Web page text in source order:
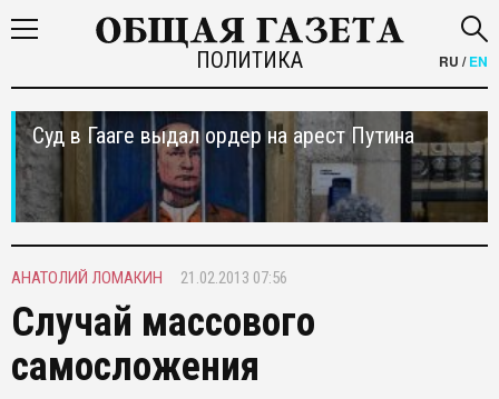
ПОЛИТИКА RU /EN
Суд в Гааге выдал ордер на арест Путина
АНАТОЛИЙ ЛОМАКИН 21.02.2013 07:56
Случай массового
самосложения